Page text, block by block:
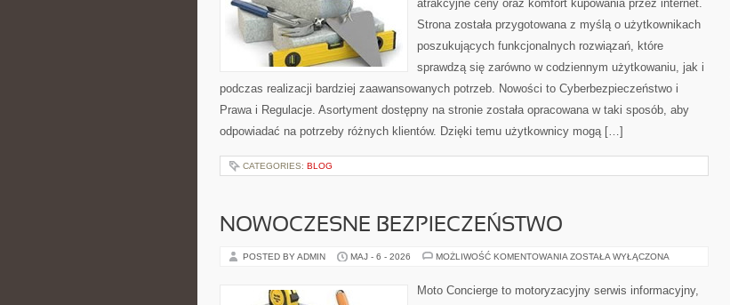
atrakcyjne ceny oraz komfort kupowania przez internet.
Strona została przygotowana z myślą o użytkownikach
poszukujących funkcjonalnych rozwiązań, które
sprawdzą się zarówno w codziennym użytkowaniu, jak i
podczas realizacji bardziej zaawansowanych potrzeb. Nowości to Cyberbezpieczeństwo i
Prawa i Regulacje. Asortyment dostępny na stronie została opracowana w taki sposób, aby
odpowiadać na potrzeby różnych klientów. Dzięki temu użytkownicy mogą […]
CATEGORIES: BLOG
NOWOCZESNE BEZPIECZEŃSTWO
POSTED BY ADMIN MAJ - 6 - 2026 MOŻLIWOŚĆ KOMENTOWANIA NOWOCZESNE
ZOSTAŁA WYŁĄCZONA
Moto Concierge to motoryzacyjny serwis informacyjny,